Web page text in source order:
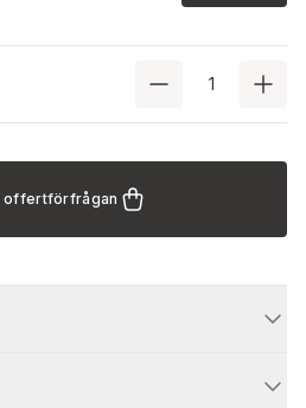
offertförfrågan